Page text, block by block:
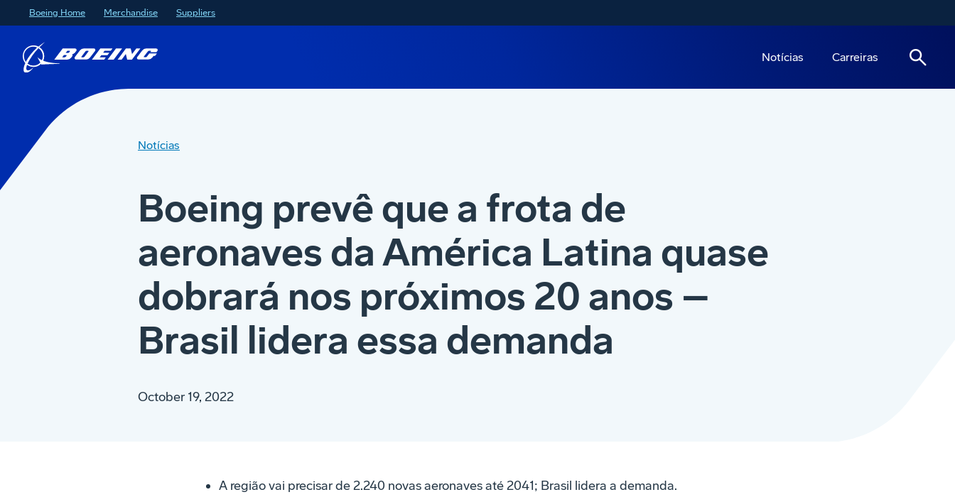
Boeing Home Merchandise Suppliers
Notícias Carreiras
Notícias
Boeing prevê que a frota de
aeronaves da América Latina quase
dobrará nos próximos 20 anos –
Brasil lidera essa demanda
October 19, 2022
A região vai precisar de 2.240 novas aeronaves até 2041; Brasil lidera a demanda.